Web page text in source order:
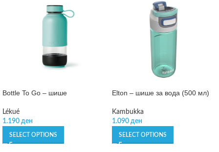
Bottle To Go – шише
Lékué
1.190 ден
SELECT OPTIONS
Elton – шише за вода (500 мл)
Kambukka
1.090 ден
SELECT OPTIONS